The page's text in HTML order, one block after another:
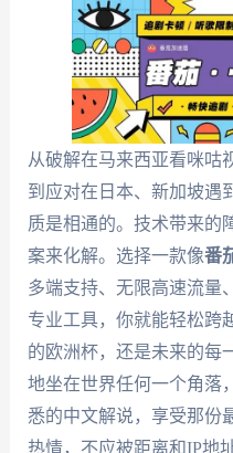
从破解在马来西亚看咪咕
到应对在日本、新加坡遇
质是相通的。技术带来的
案来化解。选择一款像番
多端支持、无限高速流量
专业工具，你就能轻松跨
的欧洲杯，还是未来的每
地坐在世界任何一个角落
悉的中文解说，享受那份
热情，不应被距离和IP地